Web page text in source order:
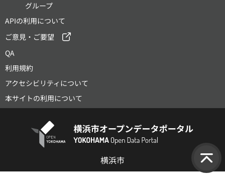
グループ
APIの利用について
ご意見・ご要望
QA
利用規約
アクセシビリティについて
本サイトの利用について
横浜市